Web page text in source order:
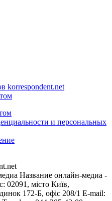
korrespondent.net
и персональных
Название онлайн-медиа -
02091, місто Київ,
172-Б, офіс 208/1 E-mail: